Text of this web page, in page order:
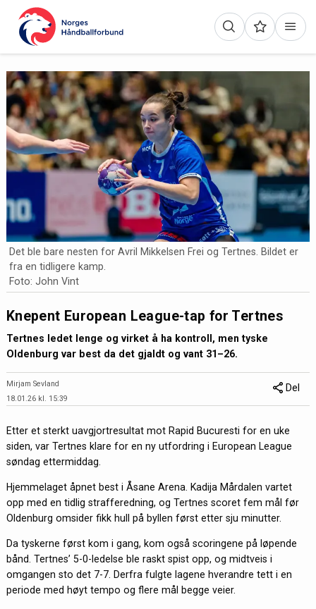
Det ble bare nesten for Avril Mikkelsen Frei og Tertnes. Bildet er
fra en tidligere kamp.
Foto: John Vint
Knepent European League-tap for Tertnes
Tertnes ledet lenge og virket å ha kontroll, men tyske
Oldenburg var best da det gjaldt og vant 31–26.
Mirjam Sevland
18.01.26 kl. 15:39
Del
Etter et sterkt uavgjortresultat mot Rapid Bucuresti for en uke
siden, var Tertnes klare for en ny utfordring i European League
søndag ettermiddag.
Hjemmelaget åpnet best i Åsane Arena. Kadija Mårdalen vartet
opp med en tidlig strafferedning, og Tertnes scoret fem mål før
Oldenburg omsider fikk hull på byllen først etter sju minutter.
Da tyskerne først kom i gang, kom også scoringene på løpende
bånd. Tertnes’ 5-0-ledelse ble raskt spist opp, og midtveis i
omgangen sto det 7-7. Derfra fulgte lagene hverandre tett i en
periode med høyt tempo og flere mål begge veier.